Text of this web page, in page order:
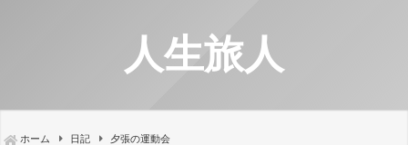
人生旅人
ホーム 日記 夕張の運動会